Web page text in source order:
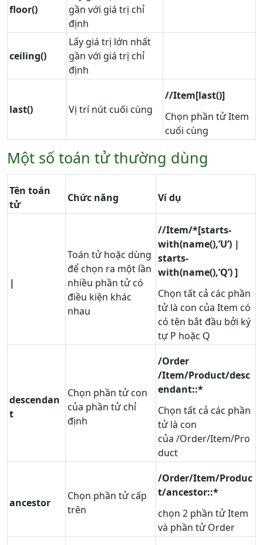
floor()
gần với giá trị chỉ
định
ceiling()
Lấy giá trị lớn nhất
gần với giá trị chỉ
định
last() Vị trí nút cuối cùng
//Item[last()]
Chọn phần tử Item
cuối cùng
Một số toán tử thường dùng
Tên toán
tử
Chức năng Ví dụ
|
Toán tử hoặc dùng
để chọn ra một lần
nhiều phần tử có
điều kiện khác
nhau
//Item/*[starts-
with(name(),’U’) |
starts-
with(name(),’Q’) ]
Chọn tất cả các phần
tử là con của Item có
có tên bắt đầu bởi ký
tự P hoặc Q
descendan
t
Chọn phần tử con
của phần tử chỉ
định
/Order
/Item/Product/desc
endant::*
Chọn tất cả các phần
tử là con
của /Order/Item/Pro
duct
ancestor
Chọn phần tử cấp
trên
/Order/Item/Produc
t/ancestor::*
chọn 2 phần tử Item
và phần tử Order